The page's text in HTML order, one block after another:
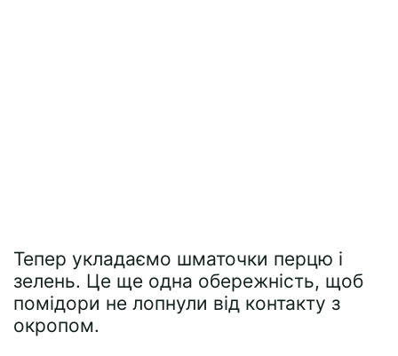
Тепер укладаємо шматочки перцю і
зелень. Це ще одна обережність, щоб
помідори не лопнули від контакту з
окропом.